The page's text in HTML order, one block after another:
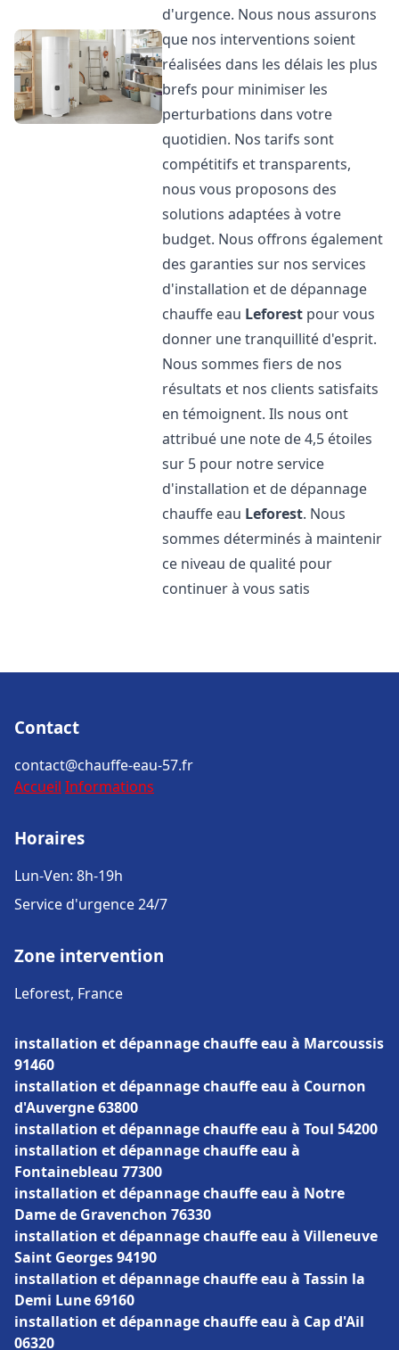
d'urgence. Nous nous assurons
que nos interventions soient
réalisées dans les délais les plus
brefs pour minimiser les
perturbations dans votre
quotidien. Nos tarifs sont
compétitifs et transparents,
nous vous proposons des
solutions adaptées à votre
budget. Nous offrons également
des garanties sur nos services
d'installation et de dépannage
chauffe eau Leforest pour vous
donner une tranquillité d'esprit.
Nous sommes fiers de nos
résultats et nos clients satisfaits
en témoignent. Ils nous ont
attribué une note de 4,5 étoiles
sur 5 pour notre service
d'installation et de dépannage
chauffe eau Leforest. Nous
sommes déterminés à maintenir
ce niveau de qualité pour
continuer à vous satis
Contact
contact@chauffe-eau-57.fr
Accueil Informations
Horaires
Lun-Ven: 8h-19h
Service d'urgence 24/7
Zone intervention
Leforest, France
installation et dépannage chauffe eau à Marcoussis
91460
installation et dépannage chauffe eau à Cournon
d'Auvergne 63800
installation et dépannage chauffe eau à Toul 54200
installation et dépannage chauffe eau à
Fontainebleau 77300
installation et dépannage chauffe eau à Notre
Dame de Gravenchon 76330
installation et dépannage chauffe eau à Villeneuve
Saint Georges 94190
installation et dépannage chauffe eau à Tassin la
Demi Lune 69160
installation et dépannage chauffe eau à Cap d'Ail
06320